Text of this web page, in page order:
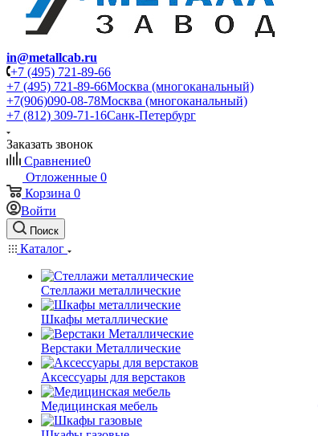
in@metallcab.ru
+7 (495) 721-89-66
+7 (495) 721-89-66Москва (многоканальный)
+7(906)090-08-78Москва (многоканальный)
+7 (812) 309-71-16Санк-Петербург
Заказать звонок
Сравнение0
Отложенные 0
Корзина 0
Войти
Поиск
Каталог
Стеллажи металлические
Шкафы металлические
Верстаки Металлические
Аксессуары для верстаков
Медицинская мебель